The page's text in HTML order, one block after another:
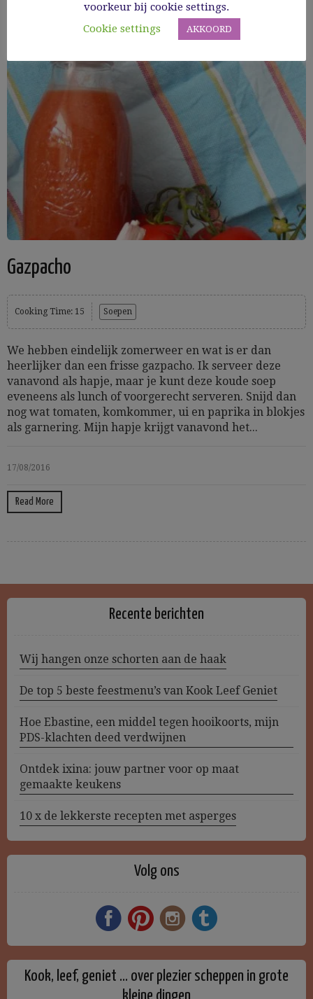
Gazpacho
Cooking Time: 15 Soepen
We hebben eindelijk zomerweer en wat is er dan
heerlijker dan een frisse gazpacho. Ik serveer deze
vanavond als hapje, maar je kunt deze koude soep
eveneens als lunch of voorgerecht serveren. Snijd dan
nog wat tomaten, komkommer, ui en paprika in blokjes
als garnering. Mijn hapje krijgt vanavond het...
17/08/2016
Read More
Recente berichten
Wij hangen onze schorten aan de haak
De top 5 beste feestmenu’s van Kook Leef Geniet
Hoe Ebastine, een middel tegen hooikoorts, mijn
PDS-klachten deed verdwijnen
Ontdek ixina: jouw partner voor op maat
gemaakte keukens
10 x de lekkerste recepten met asperges
Volg ons
Kook, leef, geniet … over plezier scheppen in grote
voorkeur bij cookie settings.
Cookie settings
AKKOORD